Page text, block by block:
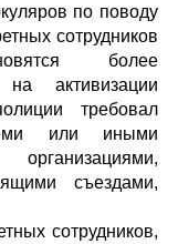
по поводу
сотрудников
более
активизации
требовал
или иными
съездами,
сотрудников,